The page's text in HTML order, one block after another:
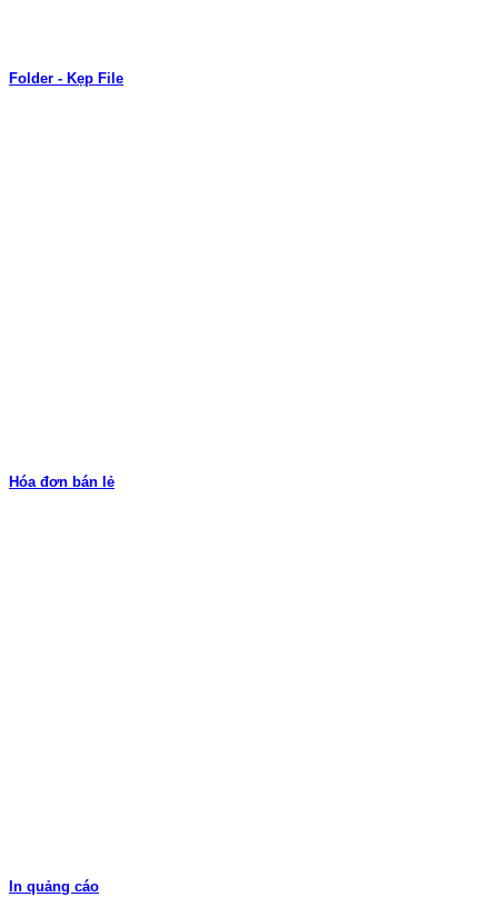
Folder - Kẹp File
Hóa đơn bán lẻ
In quảng cáo